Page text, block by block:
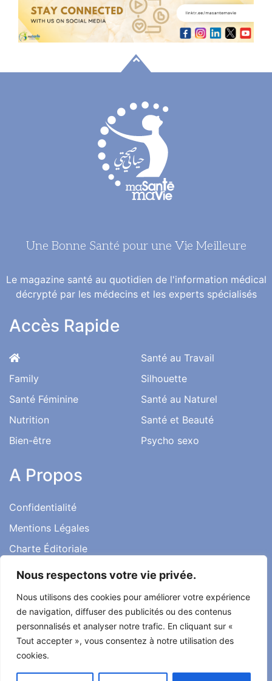
Nous respectons votre vie privée.
Nous utilisons des cookies pour améliorer votre expérience
de navigation, diffuser des publicités ou des contenus
personnalisés et analyser notre trafic. En cliquant sur «
Tout accepter », vous consentez à notre utilisation des
cookies.
Une Bonne Santé pour une Vie Meilleure
Le magazine santé au quotidien de l'information médical
décrypté par les médecins et les experts spécialisés
Accès Rapide
Family
Santé Féminine
Nutrition
Bien-être
Santé au Travail
Silhouette
Santé au Naturel
Santé et Beauté
Psycho sexo
A Propos
Confidentialité
Mentions Légales
Charte Éditoriale
Conditions d’utilisation
Témoignages
Tout droit réservé ma santé ma vie 2022